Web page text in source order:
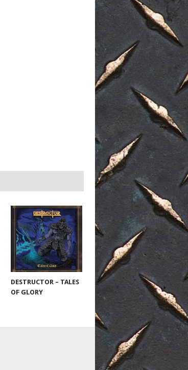
DESTRUCTOR – TALES
OF GLORY